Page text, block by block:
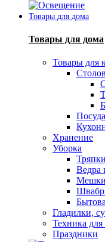
Товары для дома
Товары для дома
Товары для
Хранение
Уборка
Ведра
Гладилки,
Техника
Праздники